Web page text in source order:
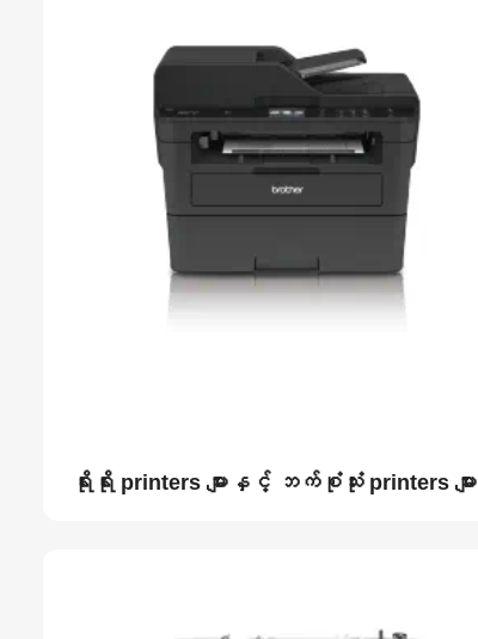
ရိုးရိုး printers များနှင့် ဘက်စုံသုံး printers များ